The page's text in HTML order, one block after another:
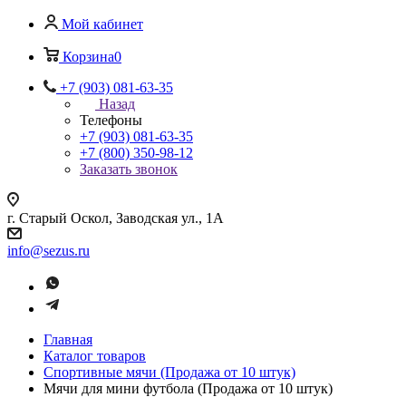
Мой кабинет
Корзина0
+7 (903) 081-63-35
Назад
Телефоны
+7 (903) 081-63-35
+7 (800) 350-98-12
Заказать звонок
г. Старый Оскол, Заводская ул., 1А
info@sezus.ru
Главная
Каталог товаров
Спортивные мячи (Продажа от 10 штук)
Мячи для мини футбола (Продажа от 10 штук)